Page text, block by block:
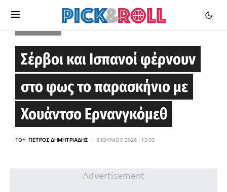
Σέρβοι και Ισπανοί φέρνουν
στο φως το παρασκήνιο με
Χουάντσο Ερνανγκόμεθ
ΤΟΥ ΠΈΤΡΟΣ ΔΗΜΗΤΡΙΆΔΗΣ 9 ΙΟΥΝΊΟΥ 2026 | 13:03
Advertisement